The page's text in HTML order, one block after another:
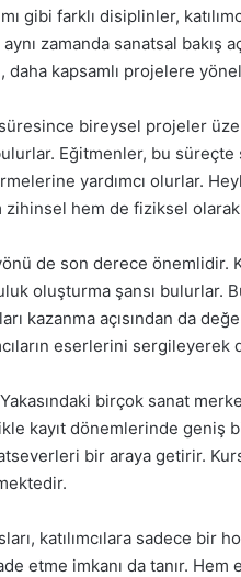
gibi farklı disiplinler,
zamanda sanatsal
daha kapsamlı projelere
süresince bireysel projeler
Eğitmenler, bu süreçte
yardımcı olurlar.
zihinsel hem de fiziksel
de son derece önemlidir.
oluşturma şansı bulurlar.
kazanma açısından da
eserlerini sergileyerek
birçok sanat
kayıt dönemlerinde geniş
bir araya getirir.
katılımcılara sadece bir
etme imkanı da tanır.